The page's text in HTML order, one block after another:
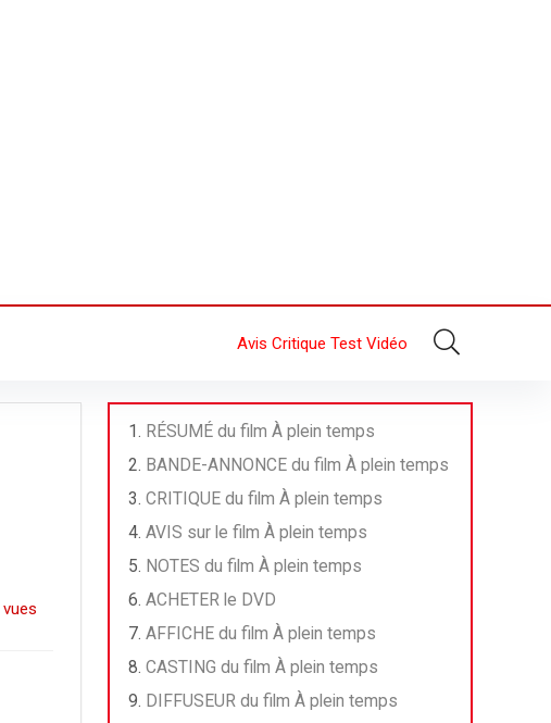
Avis Critique Test Vidéo
vues
RÉSUMÉ du film À plein temps
BANDE-ANNONCE du film À plein temps
CRITIQUE du film À plein temps
AVIS sur le film À plein temps
NOTES du film À plein temps
ACHETER le DVD
AFFICHE du film À plein temps
CASTING du film À plein temps
DIFFUSEUR du film À plein temps